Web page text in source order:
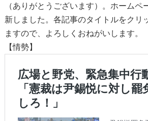
（ありがとうございます）。ホームペ
新しました。各記事のタイトルをクリ
ますので、よろしくおねがいします。
【情勢】